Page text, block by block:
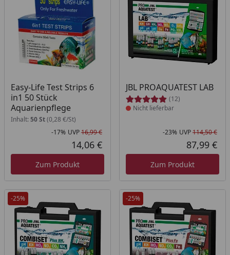
Easy-Life Test Strips 6
in1 50 Stück
Aquarienpflege
Inhalt: 50 St(0,28 €/St)
Rabatt in Prozent
-17%
Ursprünglicher Preis
UVP16,99 €
Aktueller Preis
14,06 €
Zum Produkt
JBL PROAQUATEST LAB
(12)
Produkt nicht lieferbar
Nicht lieferbar
-23% UVP114,50 €
87,99 €
Zum Produkt
-25% -25%